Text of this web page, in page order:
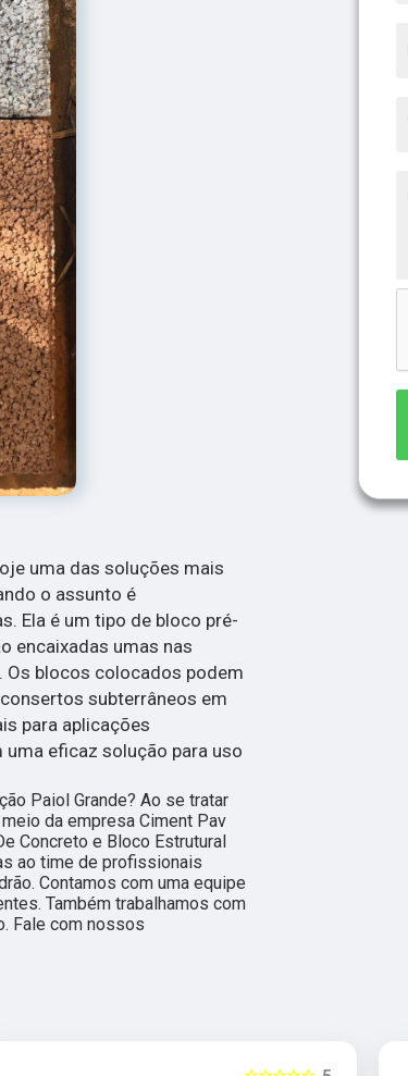
uma das soluções mais
o assunto é
Ela é um tipo de bloco pré-
encaixadas umas nas
Os blocos colocados podem
subterrâneos em
para aplicações
eficaz solução para uso
Paiol Grande? Ao se tratar
da empresa Ciment Pav
Concreto e Bloco Estrutural
ao time de profissionais
Contamos com uma equipe
Também trabalhamos com
Fale com nossos